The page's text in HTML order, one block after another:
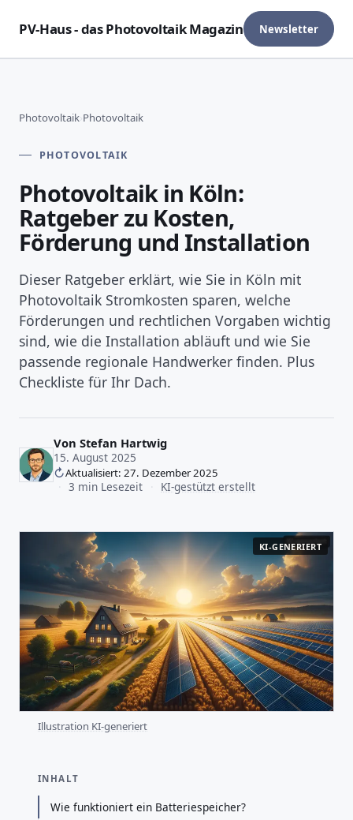
PV-Haus - das Photovoltaik Magazin Newsletter
Photovoltaik›Photovoltaik
PHOTOVOLTAIK
Photovoltaik in Köln:
Ratgeber zu Kosten,
Förderung und Installation
Dieser Ratgeber erklärt, wie Sie in Köln mit
Photovoltaik Stromkosten sparen, welche
Förderungen und rechtlichen Vorgaben wichtig
sind, wie die Installation abläuft und wie Sie
passende regionale Handwerker finden. Plus
Checkliste für Ihr Dach.
Von Stefan Hartwig
15. August 2025
Aktualisiert: 27. Dezember 2025
3 min Lesezeit KI-gestützt erstellt
KI-GENERIERT
Illustration KI-generiert
INHALT
Wie funktioniert ein Batteriespeicher?